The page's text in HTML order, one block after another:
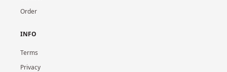
Order
INFO
Terms
Privacy